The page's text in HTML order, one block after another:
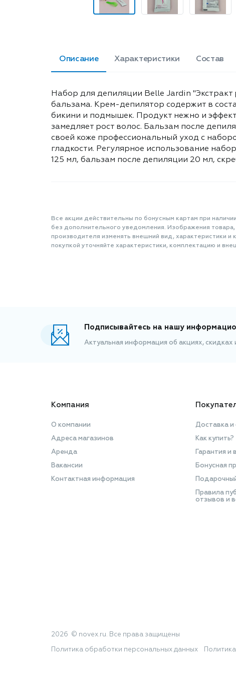
Описание Характеристики Состав
Набор для депиляции Belle Jardin
бальзама. Крем-депилятор содержит в
бикини и подмышек. Продукт нежно и
замедляет рост волос. Бальзам после
своей коже профессиональный уход с
гладкости. Регулярное использование
125 мл, бальзам после депиляции 20 мл,
Все акции действительны по бонусным картам при
без дополнительного уведомления. Изображения
производителя изменять внешний вид, характеристики
покупкой уточняйте характеристики, комплектацию и
Подписывайтесь на нашу
Актуальная информация об акциях, скидках
Компания
О компании
Адреса магазинов
Аренда
Вакансии
Контактная информация
Доставка и
Как купить?
Гарантия и
Бонусная
Правила
отзывов и
2026 © novex.ru. Все права защищены
Политика обработки персональных данных